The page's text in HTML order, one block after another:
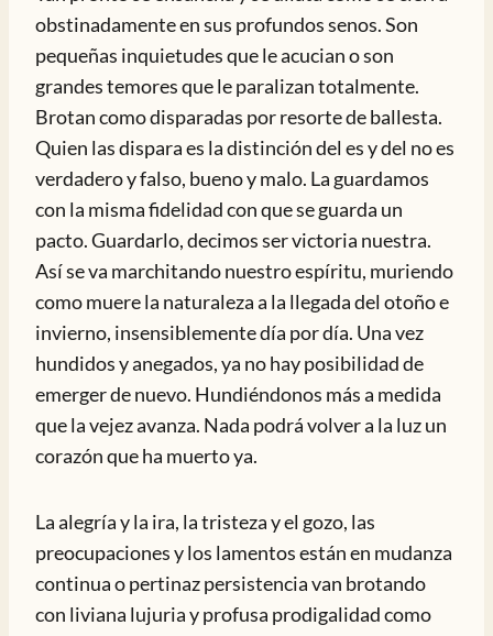
obstinadamente en sus profundos senos. Son
pequeñas inquietudes que le acucian o son
grandes temores que le paralizan totalmente.
Brotan como disparadas por resorte de ballesta.
Quien las dispara es la distinción del es y del no es
verdadero y falso, bueno y malo. La guardamos
con la misma fidelidad con que se guarda un
pacto. Guardarlo, decimos ser victoria nuestra.
Así se va marchitando nuestro espíritu, muriendo
como muere la naturaleza a la llegada del otoño e
invierno, insensiblemente día por día. Una vez
hundidos y anegados, ya no hay posibilidad de
emerger de nuevo. Hundiéndonos más a medida
que la vejez avanza. Nada podrá volver a la luz un
corazón que ha muerto ya.
La alegría y la ira, la tristeza y el gozo, las
preocupaciones y los lamentos están en mudanza
continua o pertinaz persistencia van brotando
con liviana lujuria y profusa prodigalidad como